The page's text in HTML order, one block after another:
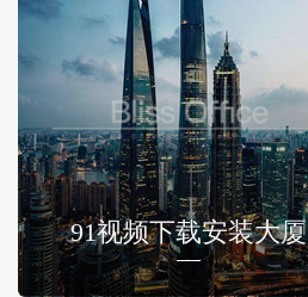
91视频下载安装大厦